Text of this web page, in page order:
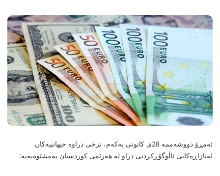
ئەمڕۆ دووشەممە 28ی كانونی یەكەم، نرخی دراوە جیهانییەکان
لەبازاڕەکانی ئاڵوگۆڕکردنی دراو لە هەرێمی کوردستان بەمشێوەیەیە: